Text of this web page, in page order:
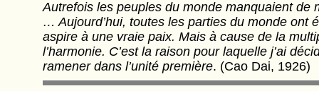
Autrefois les peuples du monde manquaient de
… Aujourd’hui, toutes les parties du monde ont
aspire à une vraie paix. Mais à cause de la
l’harmonie. C’est la raison pour laquelle j’ai
ramener dans l’unité première. (Cao Dai, 1926)